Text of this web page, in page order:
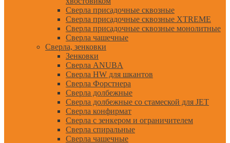
Сверла присадочные сквозные
Сверла присадочные сквозные XTREME
Сверла присадочные сквозные монолитные
Сверла чашечные
Сверла, зенковки
Зенковки
Сверла ANUBA
Сверла HW для шкантов
Сверла Форстнера
Сверла долбежные
Сверла долбежные со стамеской для JET
Сверла конфирмат
Сверла с зенкером и ограничителем
Сверла спиральные
Сверла чашечные